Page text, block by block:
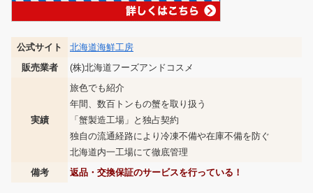
公式サイト
北海道海鮮工房
販売業者
(株)北海道フーズアンドコスメ
実績
旅色でも紹介
年間、数百トンもの蟹を取り扱う
「蟹製造工場」と独占契約
独自の流通経路により冷凍不備や在庫不備を防ぐ
北海道内一工場にて徹底管理
備考
返品・交換保証のサービスを行っている！